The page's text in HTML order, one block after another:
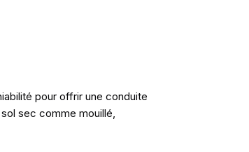
pour offrir une conduite
sec comme mouillé,